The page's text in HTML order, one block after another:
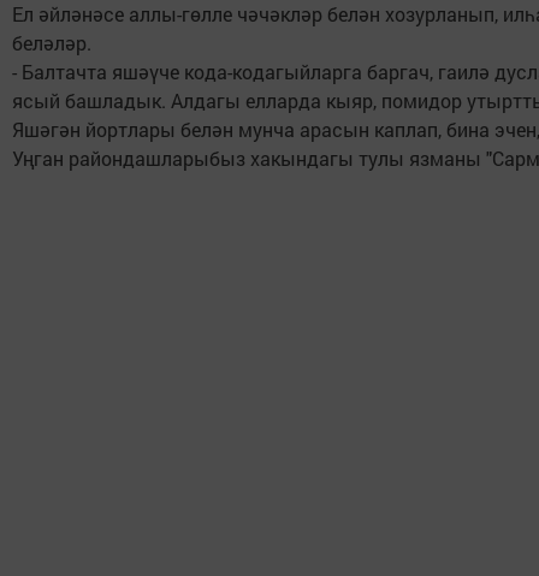
Ел әйләнәсе аллы-гөлле чәчәкләр белән хозурланып,
беләләр.
- Балтачта яшәүче кода-кодагыйларга баргач, гаилә
ясый башладык. Алдагы елларда кыяр, помидор
Яшәгән йортлары белән мунча арасын каплап, бина
Уңган райондашларыбыз хакындагы тулы язманы